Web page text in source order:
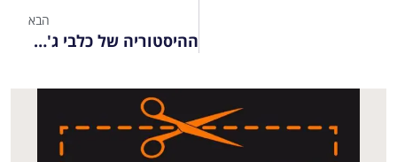
הבא
ההיסטוריה של כלבי ג'ק ראסל